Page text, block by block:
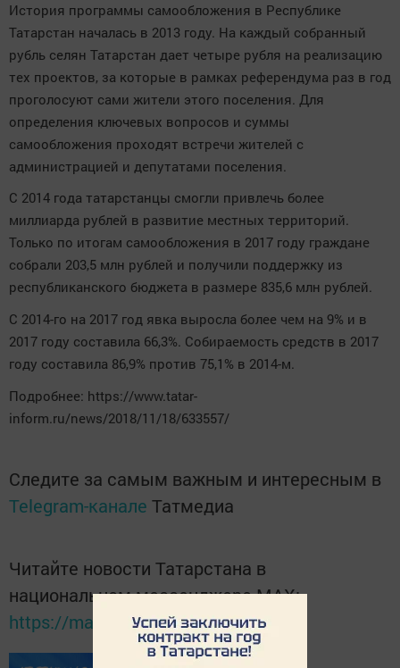
История программы самообложения в Республике
Татарстан началась в 2013 году. На каждый собранный
рубль селян Татарстан дает четыре рубля на реализацию
тех проектов, за которые в рамках референдума раз в год
проголосуют сами жители этого поселения. Для
определения ключевых вопросов и суммы
самообложения проходят встречи жителей с
администрацией и депутатами поселения.
С 2014 года татарстанцы смогли привлечь более
миллиарда рублей в развитие местных территорий.
Только по итогам самообложения в 2017 году граждане
собрали 203,5 млн рублей и получили поддержку из
республиканского бюджета в размере 835,6 млн рублей.
С 2014-го на 2017 год явка выросла более чем на 9% и в
2017 году составила 66,3%. Собираемость средств в 2017
году составила 86,9% против 75,1% в 2014-м.
Подробнее: https://www.tatar-
inform.ru/news/2018/11/18/633557/
Следите за самым важным и интересным в
Telegram-канале Татмедиа
Читайте новости Татарстана в
национальном мессенджере MАХ:
https://max.ru/tatmedia